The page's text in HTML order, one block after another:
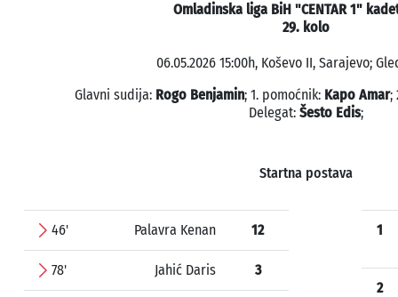
Omladinska liga BiH "CENTAR 1"
29. kolo
06.05.2026 15:00h, Koševo II, Sarajevo;
Glavni sudija: Rogo Benjamin; 1. pomoćnik: Kapo Amar;
Delegat: Šesto Edis;
Startna postava
46' Palavra Kenan 12
78' Jahić Daris 3
1
2